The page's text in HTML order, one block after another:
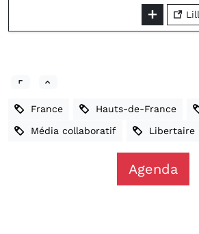
France Hauts-de-France
Média collaboratif Libertaire
Agenda